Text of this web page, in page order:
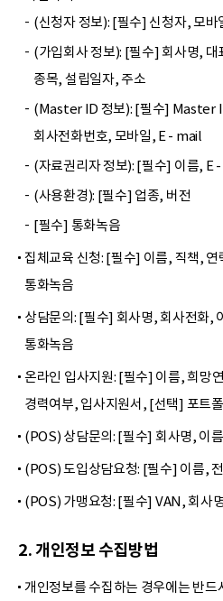
(신청자 정보): [필수] 신청자, 모바
(가입회사 정보): [필수] 회사명,
종목, 설립일자, 주소
(Master ID 정보): [필수] Master
회사전화번호, 모바일, E - mail
(자료권리자 정보): [필수] 이름, E
(사용환경): [필수] 업종, 버전
[필수] 통화녹음
집체교육 신청: [필수] 이름, 직책,
통화녹음
상담문의: [필수] 회사명, 회사전화,
통화녹음
온라인 입사지원: [필수] 이름, 희망
경력여부, 입사지원서, [선택] 포트
(POS) 상담문의: [필수] 회사명, 이
(POS) 도입상담요청: [필수] 이름,
(POS) 가맹요청: [필수] VAN, 회사
2. 개인정보 수집방법
개인정보를 수집하는 경우에는 반드